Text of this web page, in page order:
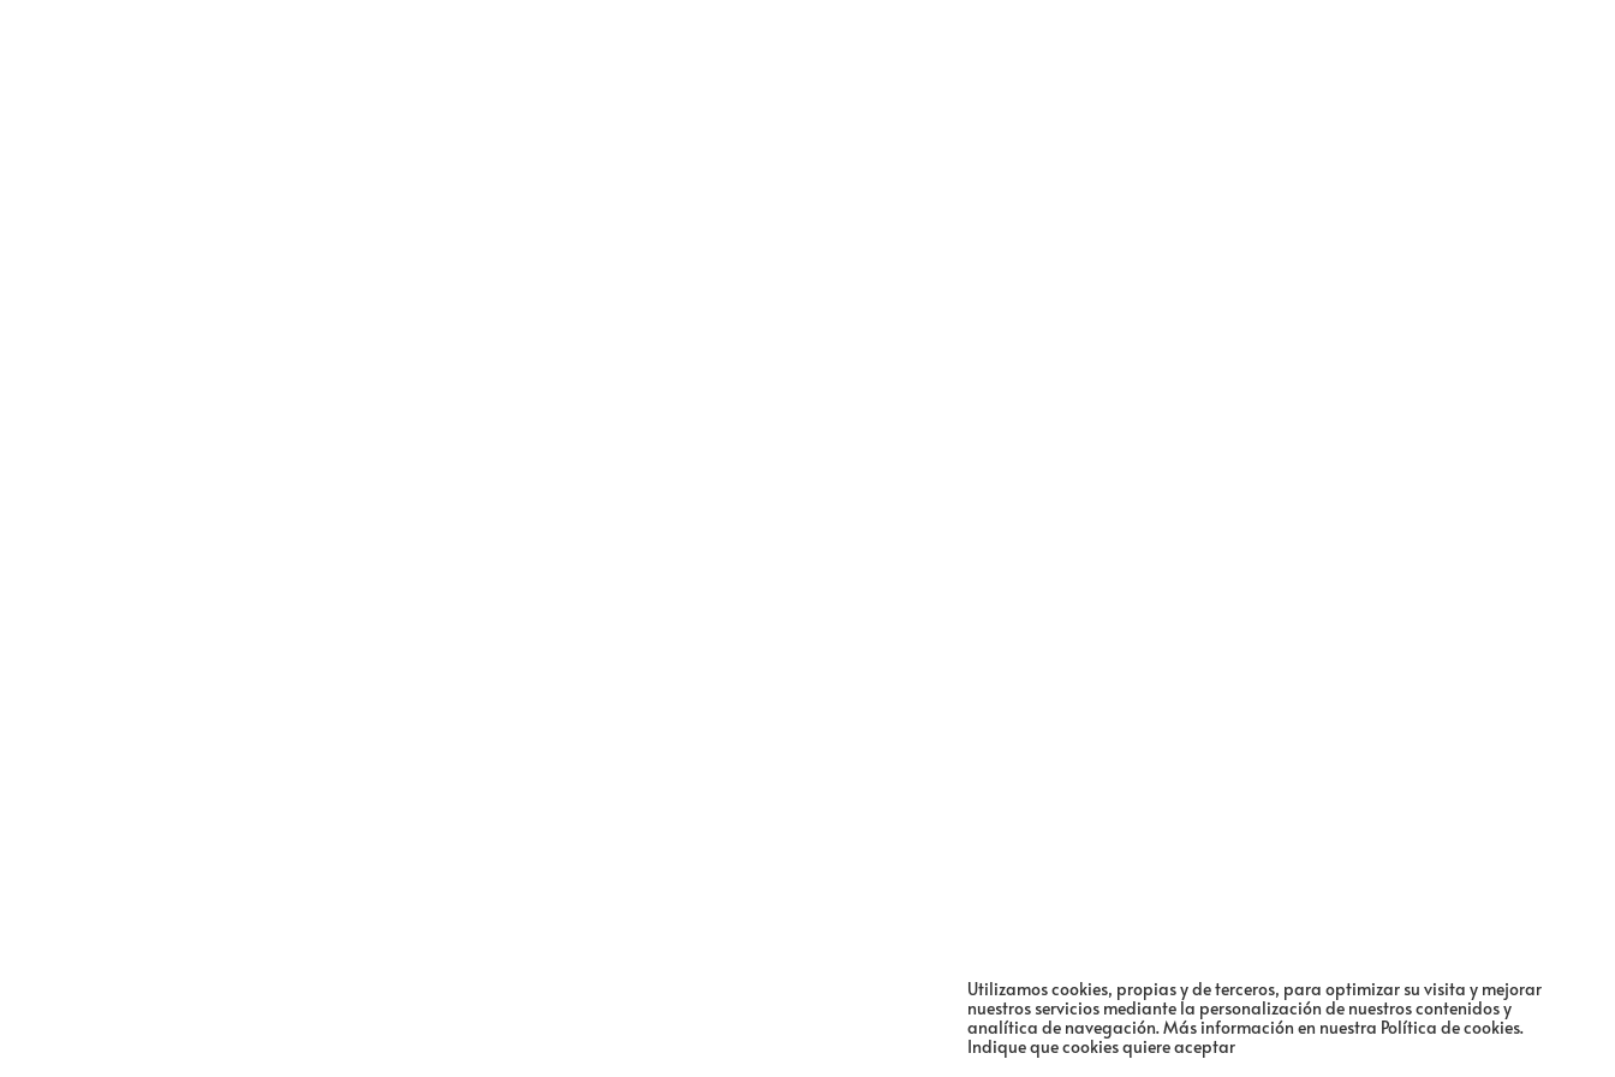
Utilizamos cookies, propias y de terceros, para optimizar su visita y mejorar
nuestros servicios mediante la personalización de nuestros contenidos y
analítica de navegación.Más información en nuestra Política de cookies.
Indique que cookies quiere aceptar